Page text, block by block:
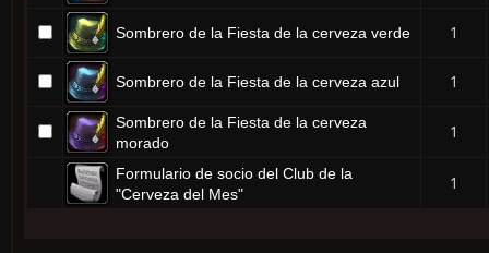
Sombrero de la Fiesta de la cerveza verde 1
Sombrero de la Fiesta de la cerveza azul 1
Sombrero de la Fiesta de la cerveza
morado
1
Formulario de socio del Club de la
"Cerveza del Mes"
1